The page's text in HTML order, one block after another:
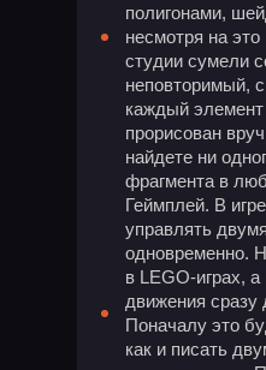
полигонами,
несмотря на
студии сумели
неповторимый,
каждый элемент
прорисован
найдете ни
фрагмента в
Геймплей. В
управлять
одновременно.
в LEGO-играх,
движения сразу
Поначалу это
как и писать